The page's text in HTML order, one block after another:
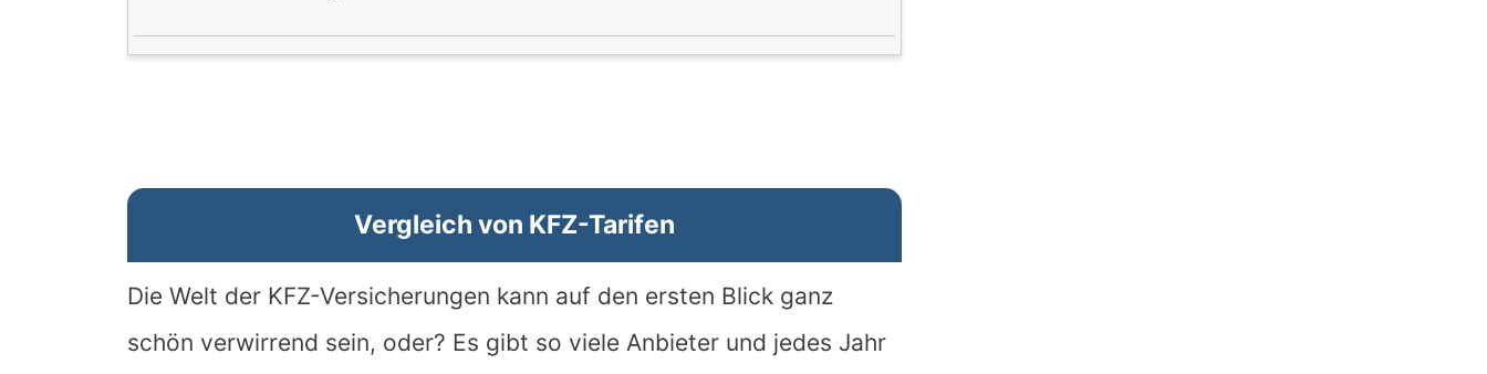
Vergleich von KFZ-Tarifen
Die Welt der KFZ-Versicherungen kann auf den ersten Blick ganz
schön verwirrend sein, oder? Es gibt so viele Anbieter und jedes Jahr